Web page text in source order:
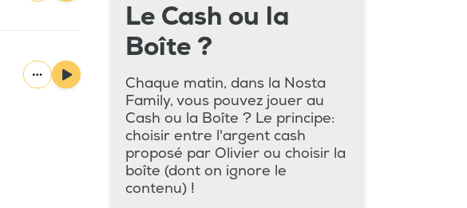
Le Cash ou la
Boîte ?
Chaque matin, dans la Nosta
Family, vous pouvez jouer au
Cash ou la Boîte ? Le principe:
choisir entre l'argent cash
proposé par Olivier ou choisir la
boîte (dont on ignore le
contenu) !